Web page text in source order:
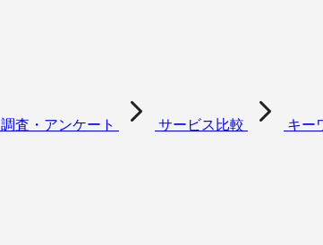
調査・アンケート サービス比較 キー